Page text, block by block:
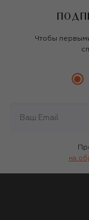
Чтобы
на